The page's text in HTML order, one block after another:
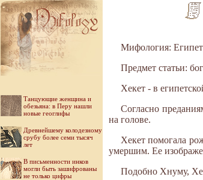
Танцующие женщина и
обезьяна: в Перу нашли
новые геоглифы
Древнейшему колодезному
срубу более семи тысяч
лет
В письменности инков
могли быть зашифрованы
не только цифры
Мифология:
Предмет статьи: бог
Хекет - в
Согласно
на голове.
Хекет помогала
умершим. Ее
Подобно Хнуму,